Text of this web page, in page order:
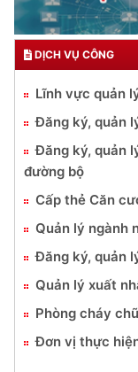
DỊCH VỤ CÔNG
Lĩnh vực quản
Đăng ký, quản
Đăng ký, quản
đường bộ
Cấp thẻ Căn
Quản lý ngành
Đăng ký, quản
Quản lý xuất
Phòng cháy
Đơn vị thực